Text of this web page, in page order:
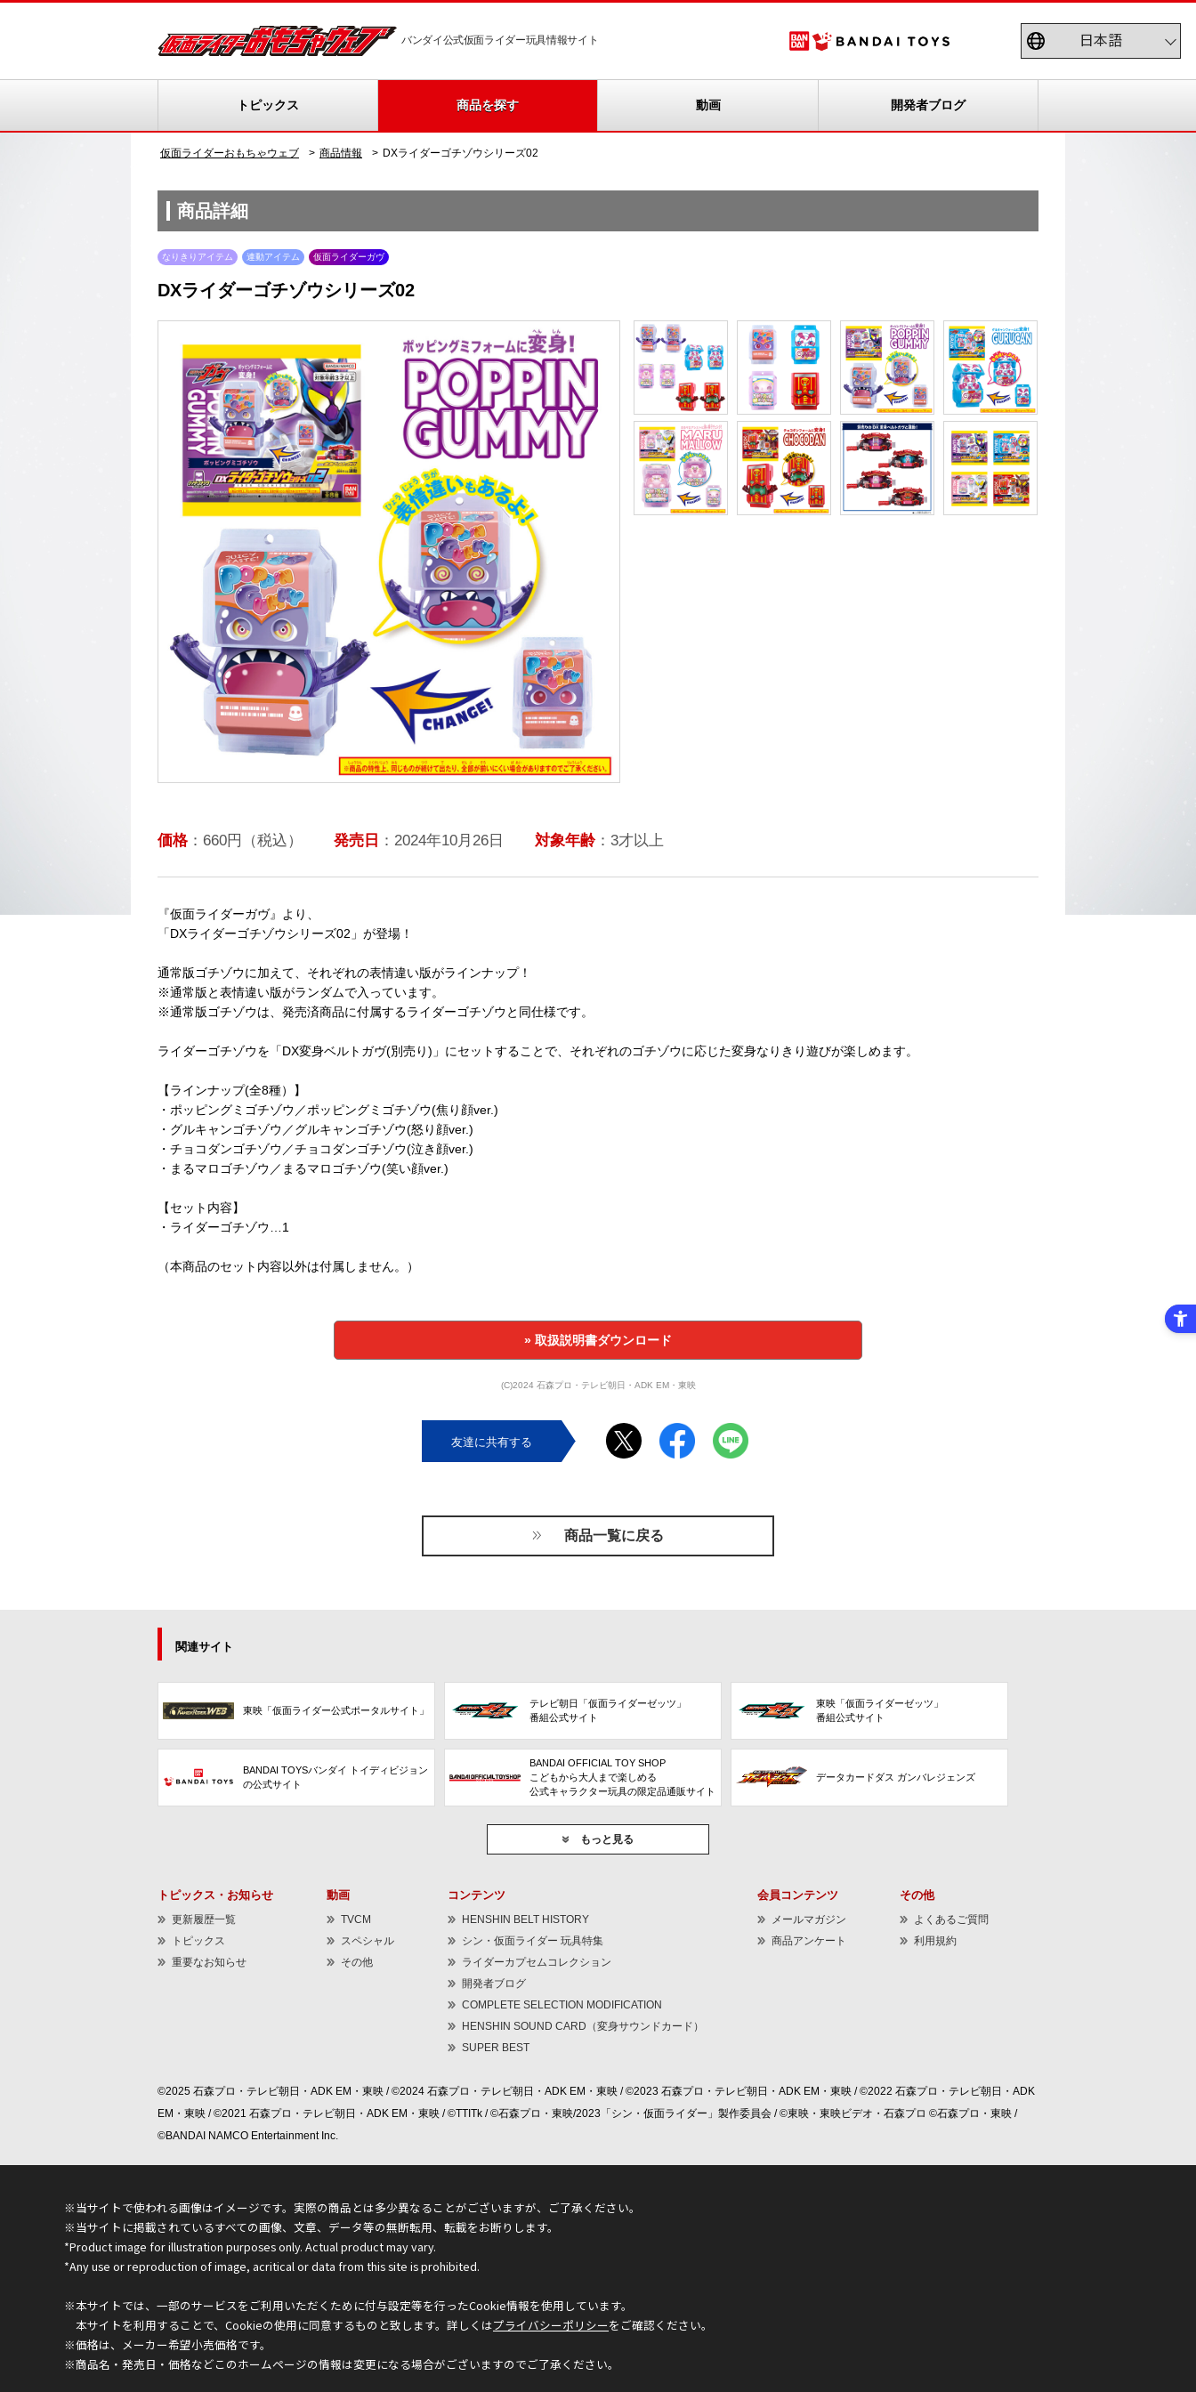
バンダイ公式仮面ライダー玩具情報サイト
トピックス 商品を探す 動画 開発者ブログ
仮面ライダーおもちゃウェブ 商品情報 DXライダーゴチゾウシリーズ02
商品詳細
なりきりアイテム 連動アイテム 仮面ライダーガヴ
DXライダーゴチゾウシリーズ02
価格：660円（税込） 発売日 ：2024年10月26日 対象年齢：3才以上
『仮面ライダーガヴ』より、
「DXライダーゴチゾウシリーズ02」が登場！
通常版ゴチゾウに加えて、それぞれの表情違い版がラインナップ！
※通常版と表情違い版がランダムで入っています。
※通常版ゴチゾウは、発売済商品に付属するライダーゴチゾウと同仕様です。
ライダーゴチゾウを「DX変身ベルトガヴ(別売り)」にセットすることで、それぞれのゴチゾウに応じた変身なりきり遊びが楽しめます。
【ラインナップ(全8種）】
・ポッピングミゴチゾウ／ポッピングミゴチゾウ(焦り顔ver.)
・グルキャンゴチゾウ／グルキャンゴチゾウ(怒り顔ver.)
・チョコダンゴチゾウ／チョコダンゴチゾウ(泣き顔ver.)
・まるマロゴチゾウ／まるマロゴチゾウ(笑い顔ver.)
【セット内容】
・ライダーゴチゾウ…1
（本商品のセット内容以外は付属しません。）
» 取扱説明書ダウンロード
(C)2024 石森プロ・テレビ朝日・ADK EM・東映
友達に共有する
商品一覧に戻る
関連サイト
東映「仮面ライダー公式ポータルサイト」
テレビ朝日「仮面ライダーゼッツ」
番組公式サイト
東映「仮面ライダーゼッツ」
番組公式サイト
BANDAI TOYSバンダイ トイディビジョン
の公式サイト
BANDAI OFFICIAL TOY SHOP
こどもから大人まで楽しめる
公式キャラクター玩具の限定品通販サイト
データカードダス ガンバレジェンズ
もっと見る
トピックス・お知らせ
更新履歴一覧
トピックス
重要なお知らせ
動画
TVCM
スペシャル
その他
コンテンツ
HENSHIN BELT HISTORY
シン・仮面ライダー 玩具特集
ライダーカプセムコレクション
開発者ブログ
COMPLETE SELECTION MODIFICATION
HENSHIN SOUND CARD（変身サウンドカード）
SUPER BEST
会員コンテンツ
メールマガジン
商品アンケート
その他
よくあるご質問
利用規約
©2025 石森プロ・テレビ朝日・ADK EM・東映 / ©2024 石森プロ・テレビ朝日・ADK EM・東映 / ©2023 石森プロ・テレビ朝日・ADK EM・東映 / ©2022 石森プロ・テレビ朝日・ADK
EM・東映 / ©2021 石森プロ・テレビ朝日・ADK EM・東映 / ©TTITk / ©石森プロ・東映/2023「シン・仮面ライダー」製作委員会 / ©東映・東映ビデオ・石森プロ ©石森プロ・東映 /
©BANDAI NAMCO Entertainment Inc.
※当サイトで使われる画像はイメージです。実際の商品とは多少異なることがございますが、ご了承ください。
※当サイトに掲載されているすべての画像、文章、データ等の無断転用、転載をお断りします。
*Product image for illustration purposes only. Actual product may vary.
*Any use or reproduction of image, acritical or data from this site is prohibited.
※本サイトでは、一部のサービスをご利用いただくために付与設定等を行ったCookie情報を使用しています。
本サイトを利用することで、Cookieの使用に同意するものと致します。詳しくはプライバシーポリシーをご確認ください。
※価格は、メーカー希望小売価格です。
※商品名・発売日・価格などこのホームページの情報は変更になる場合がございますのでご了承ください。